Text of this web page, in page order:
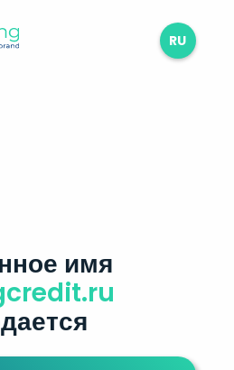
RU
имя